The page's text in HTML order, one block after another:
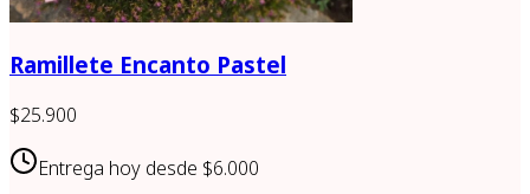
Ramillete Encanto Pastel
$25.900
Entrega hoy desde $6.000